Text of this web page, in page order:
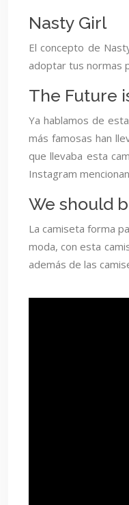
Nasty Girl
El concepto de
adoptar tus normas
The Future
Ya hablamos de
más famosas han
que llevaba esta
Instagram
We should
La camiseta forma
moda, con esta
además de las